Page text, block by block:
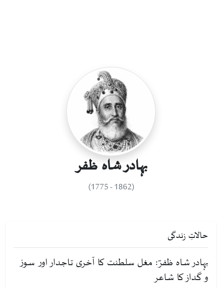
بہادر شاہ ظفر
(1862 - 1775)
حالاتِ زندگی
بہادر شاہ ظفرؔ: مغل سلطنت کا آخری تاجدار اور سوز
و گداز کا شاعر